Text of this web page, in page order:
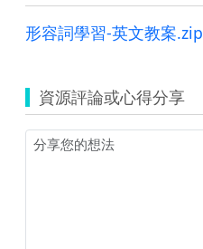
形容詞學習-英文教案.zip
資源評論或心得分享